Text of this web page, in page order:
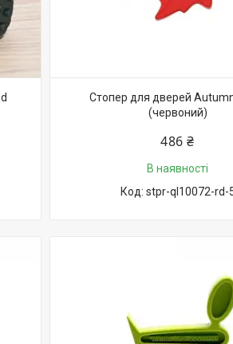
Стопер для дверей
(червоний)
486 ₴
В наявності
stpr-ql10072-rd-